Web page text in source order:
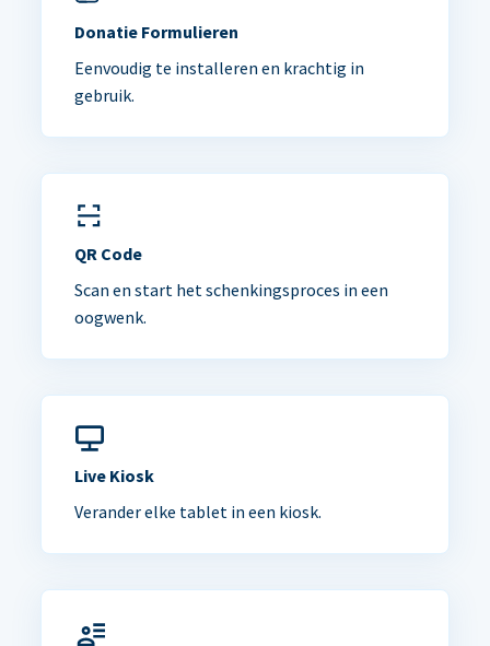
Donatie Formulieren
Eenvoudig te installeren en krachtig in
gebruik.
QR Code
Scan en start het schenkingsproces in een
oogwenk.
Live Kiosk
Verander elke tablet in een kiosk.